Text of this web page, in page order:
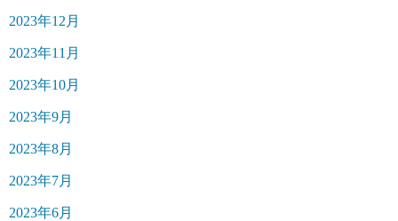
2023年12月
2023年11月
2023年10月
2023年9月
2023年8月
2023年7月
2023年6月